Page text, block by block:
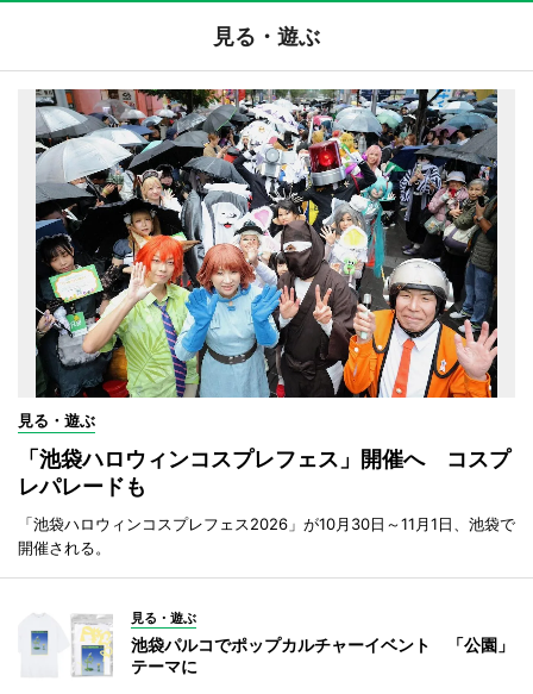
見る・遊ぶ
見る・遊ぶ
「池袋ハロウィンコスプレフェス」開催へ コスプ
レパレードも
「池袋ハロウィンコスプレフェス2026」が10月30日～11月1日、池袋で
開催される。
見る・遊ぶ
池袋パルコでポップカルチャーイベント 「公園」
テーマに